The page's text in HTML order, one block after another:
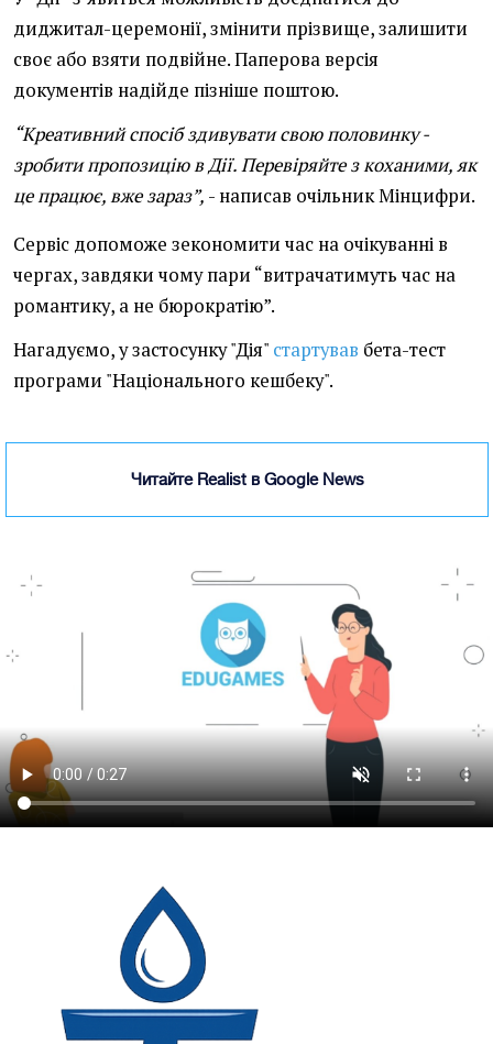
диджитал-церемонії, змінити прізвище, залишити
своє або взяти подвійне. Паперова версія
документів надійде пізніше поштою.
“Креативний спосіб здивувати свою половинку -
зробити пропозицію в Дії. Перевіряйте з коханими, як
це працює, вже зараз”, - написав очільник Мінцифри.
Сервіс допоможе зекономити час на очікуванні в
чергах, завдяки чому пари “витрачатимуть час на
романтику, а не бюрократію”.
Нагадуємо, у застосунку "Дія" стартував бета-тест
програми "Національного кешбеку".
Читайте Realist в Google News